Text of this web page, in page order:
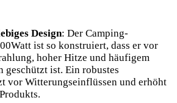
Design: Der ‍Camping-
ist so konstruiert, dass er vor
hoher Hitze und häufigem
geschützt ist. Ein robustes
‍vor Witterungseinflüssen und erhöht